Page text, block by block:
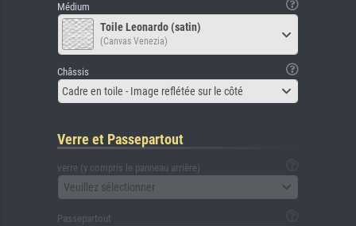
Médium
Toile Leonardo (satin)
(Canvas Venezia)
Châssis
Cadre en toile - Image reflétée sur le côté
Verre et Passepartout
verre (y compris le panneau arrière)
Veuillez sélectionner
Passepartout